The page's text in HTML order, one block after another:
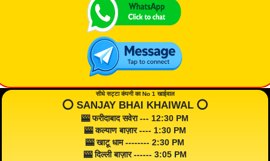
सीधे सट्टा कंपनी का No 1 खाईवाल
⭕️ SANJAY BHAI KHAIWAL ⭕️
🎰 फरीदाबाद सवेरा --- 12:30 PM
🎰 कल्याण बाज़ार ---- 1:30 PM
🎰 खाटू धाम -------- 2:30 PM
🎰 दिल्ली बाज़ार ------ 3:05 PM